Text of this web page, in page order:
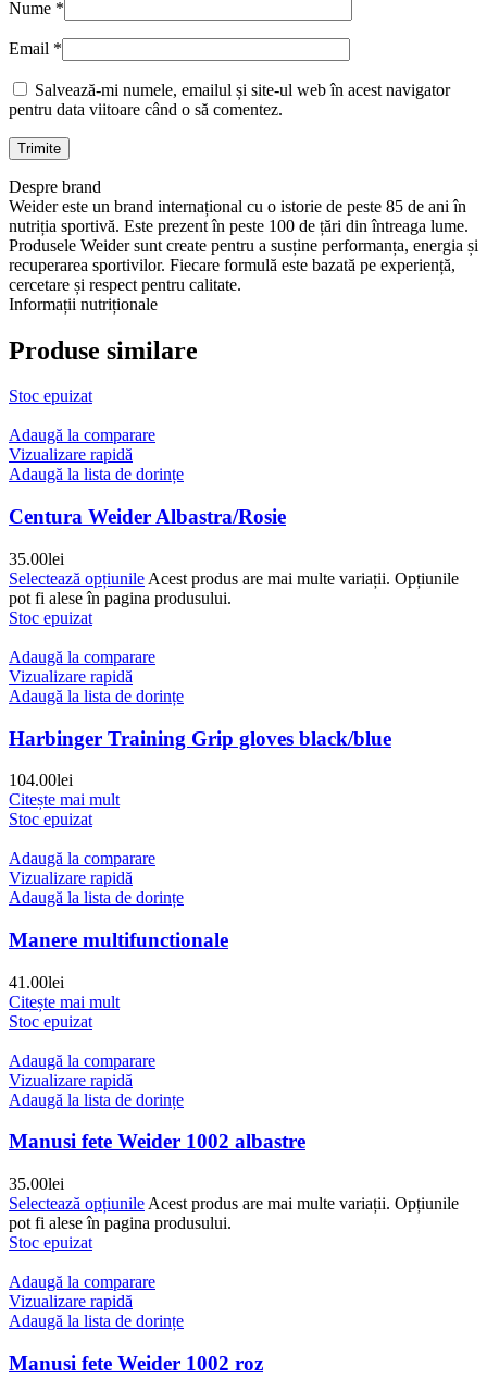
Nume *
Email *
Salvează-mi numele, emailul și site-ul web în acest navigator
pentru data viitoare când o să comentez.
Despre brand
Weider este un brand internațional cu o istorie de peste 85 de ani în
nutriția sportivă. Este prezent în peste 100 de țări din întreaga lume.
Produsele Weider sunt create pentru a susține performanța, energia și
recuperarea sportivilor. Fiecare formulă este bazată pe experiență,
cercetare și respect pentru calitate.
Informații nutriționale
Produse similare
Stoc epuizat
Adaugă la comparare
Vizualizare rapidă
Adaugă la lista de dorințe
Centura Weider Albastra/Rosie
35.00lei
Selectează opțiunile Acest produs are mai multe variații. Opțiunile
pot fi alese în pagina produsului.
Stoc epuizat
Adaugă la comparare
Vizualizare rapidă
Adaugă la lista de dorințe
Harbinger Training Grip gloves black/blue
104.00lei
Citește mai mult
Stoc epuizat
Adaugă la comparare
Vizualizare rapidă
Adaugă la lista de dorințe
Manere multifunctionale
41.00lei
Citește mai mult
Stoc epuizat
Adaugă la comparare
Vizualizare rapidă
Adaugă la lista de dorințe
Manusi fete Weider 1002 albastre
35.00lei
Selectează opțiunile Acest produs are mai multe variații. Opțiunile
pot fi alese în pagina produsului.
Stoc epuizat
Adaugă la comparare
Vizualizare rapidă
Adaugă la lista de dorințe
Manusi fete Weider 1002 roz